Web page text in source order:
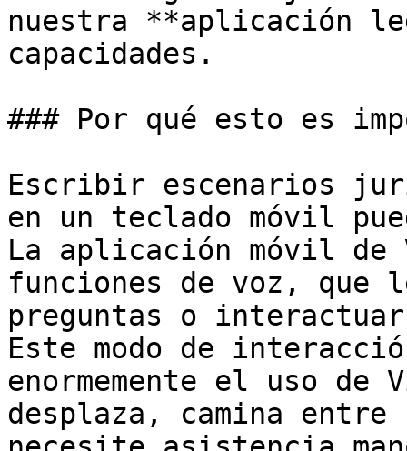
nuestra **aplicación
capacidades.
### Por qué esto es
Escribir escenarios
en un teclado móvil
La aplicación móvil de
funciones de voz, que
preguntas o
Este modo de
enormemente el uso de
desplaza, camina entre